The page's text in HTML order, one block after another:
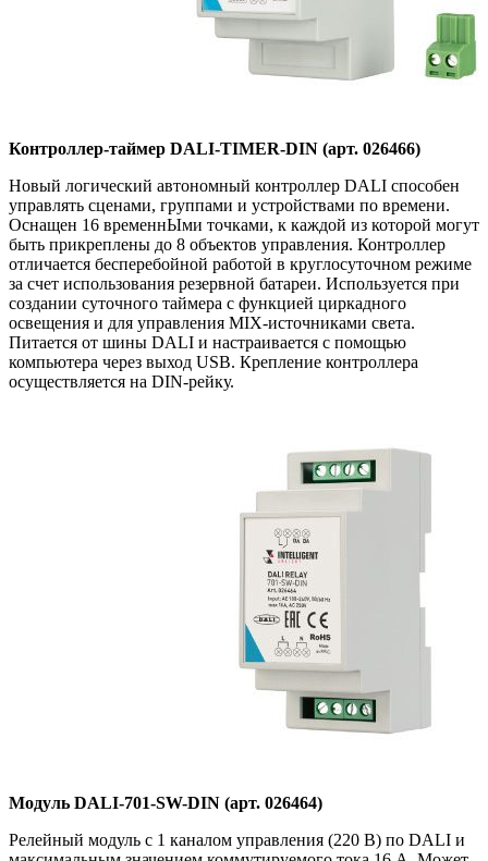
Контроллер-таймер DALI-TIMER-DIN (арт. 026466)
Новый логический автономный контроллер DALI способен
управлять сценами, группами и устройствами по времени.
Оснащен 16 временнЫми точками, к каждой из которой могут
быть прикреплены до 8 объектов управления. Контроллер
отличается бесперебойной работой в круглосуточном режиме
за счет использования резервной батареи. Используется при
создании суточного таймера с функцией циркадного
освещения и для управления MIX-источниками света.
Питается от шины DALI и настраивается с помощью
компьютера через выход USB. Крепление контроллера
осуществляется на DIN-рейку.
Модуль DALI-701-SW-DIN (арт. 026464)
Релейный модуль с 1 каналом управления (220 В) по DALI и